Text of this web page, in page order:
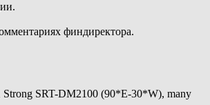
финдиректора.
SRT-DM2100 (90*E-30*W), many